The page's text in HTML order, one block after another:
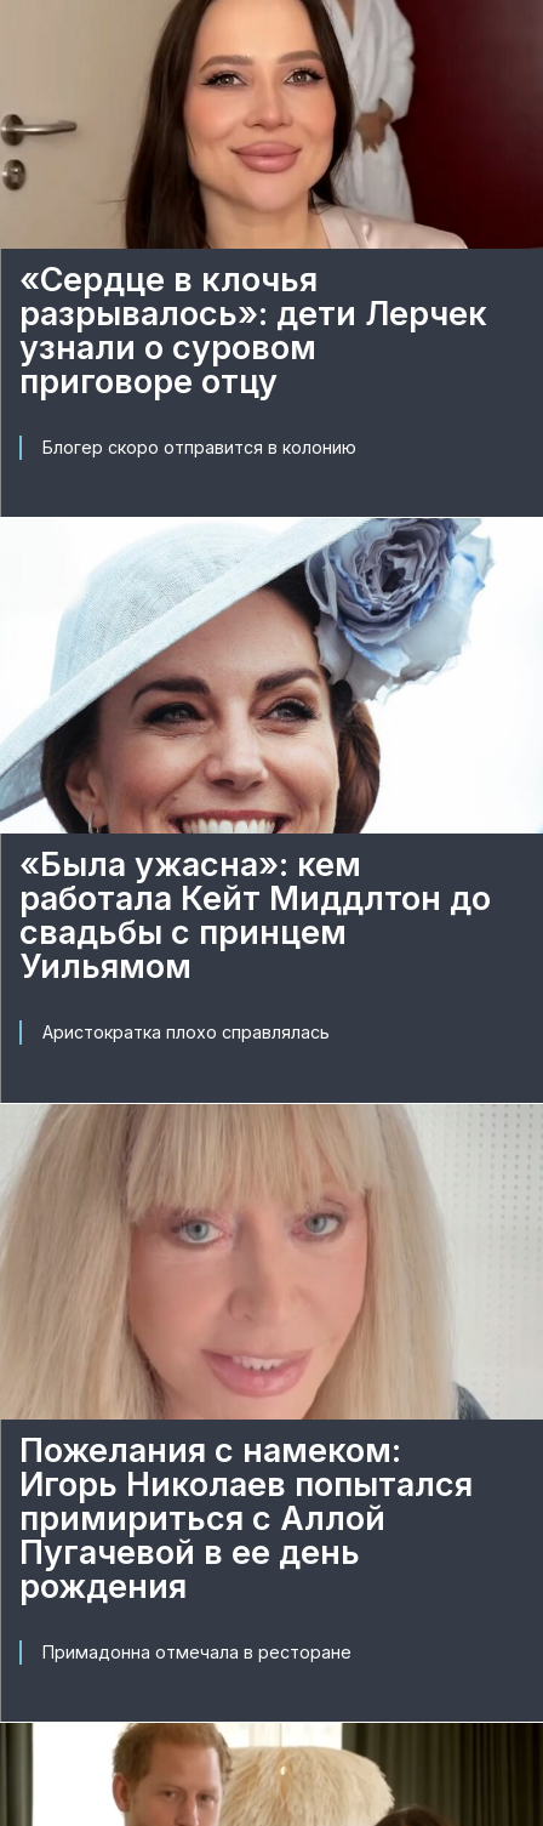
«Сердце в клочья
разрывалось»: дети Лерчек
узнали о суровом
приговоре отцу
Блогер скоро отправится в колонию
«Была ужасна»: кем
работала Кейт Миддлтон до
свадьбы с принцем
Уильямом
Аристократка плохо справлялась
Пожелания с намеком:
Игорь Николаев попытался
примириться с Аллой
Пугачевой в ее день
рождения
Примадонна отмечала в ресторане